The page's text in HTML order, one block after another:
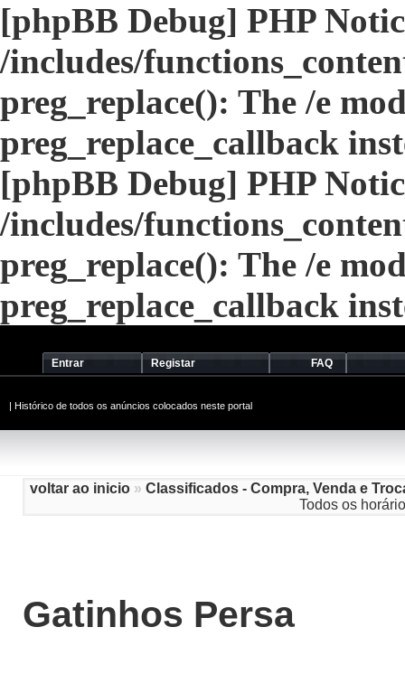
[phpBB Debug] PHP
/includes/
preg_replace(): The /e
preg_replace_callback
[phpBB Debug] PHP
/includes/
preg_replace(): The /e
preg_replace_callback
Entrar Registar FAQ
| Histórico de todos os anúncios colocados neste portal
voltar ao inicio » Classificados - Compra, Venda e
Todos os
Gatinhos Persa